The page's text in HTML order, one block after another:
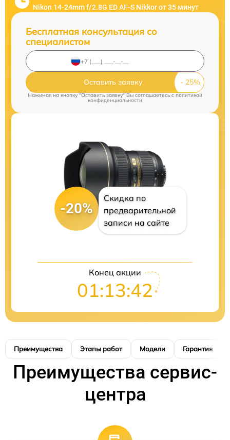
Nikon 14-24mm f/2.8G ED AF-S Nikkor от 35 минут
Бесплатная консультация со
специалистом
Оставить заявку
Нажимая на кнопку "Оставить заявку" Вы соглашаетесь cполитикой
конфиденциальности
-20%
Скидка по
предварительной
записи на сайте
Конец акции
01:13:41
Преимущества Этапы работ Модели Гарантия
Преимущества сервис-
центра